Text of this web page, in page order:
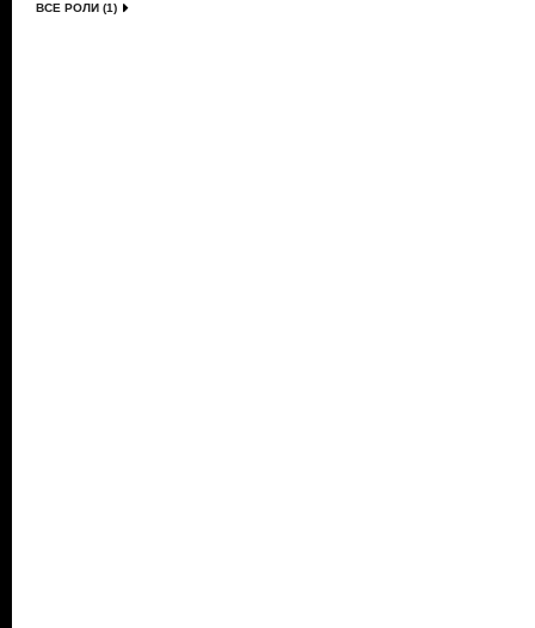
ВСЕ РОЛИ (1)